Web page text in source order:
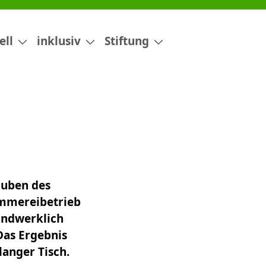
inklusiv Stiftung
des
Ergebnis
Tisch.